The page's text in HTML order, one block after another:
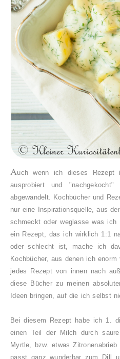
Auch wenn ich dieses Rezept
ausprobiert und
abgewandelt. Kochbücher und
nur eine Inspirationsquelle, aus
schmeckt oder weglasse was
ein Rezept, das ich wirklich 1:1
oder schlecht ist, mache ich
Kochbücher, aus denen ich
jedes Rezept von innen nach
diese Bücher zu meinen
Ideen bringen, auf die ich selbst
Bei diesem Rezept habe ich 1.
einen Teil der Milch durch
Myrtle, bzw. etwas
passt ganz wunderbar zum Dill